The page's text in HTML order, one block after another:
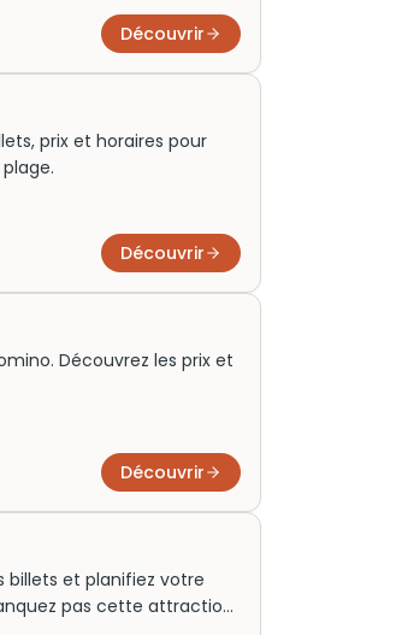
Découvrir
prix et horaires pour
Découvrir
Découvrez les prix et
Découvrir
billets et planifiez votre
pas cette attraction